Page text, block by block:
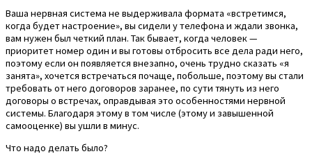
Ваша нервная система не выдерживала формата «встретимся,
когда будет настроение», вы сидели у телефона и ждали звонка,
вам нужен был четкий план. Так бывает, когда человек —
приоритет номер один и вы готовы отбросить все дела ради него,
поэтому если он появляется внезапно, очень трудно сказать «я
занята», хочется встречаться почаще, побольше, поэтому вы стали
требовать от него договоров заранее, по сути тянуть из него
договоры о встречах, оправдывая это особенностями нервной
системы. Благодаря этому в том числе (этому и завышенной
самооценке) вы ушли в минус.
Что надо делать было?